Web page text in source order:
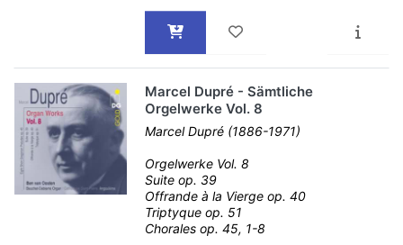
Marcel Dupré - Sämtliche
Orgelwerke Vol. 8
Marcel Dupré (1886-1971)
Orgelwerke Vol. 8
Suite op. 39
Offrande à la Vierge op. 40
Triptyque op. 51
Chorales op. 45, 1-8